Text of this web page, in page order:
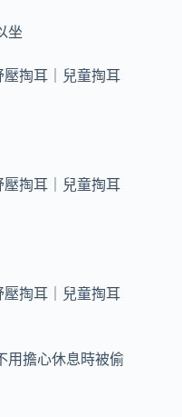
坐
用擔心休息時被偷